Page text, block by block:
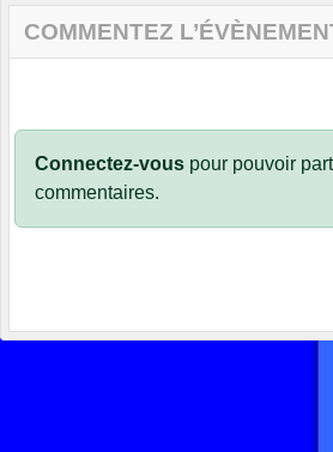
COMMENTEZ
Connectez-vous pour pouvoir
commentaires.